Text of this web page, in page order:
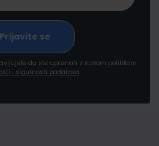
da ste upoznati s našom politikom
i sigurnosti podataka